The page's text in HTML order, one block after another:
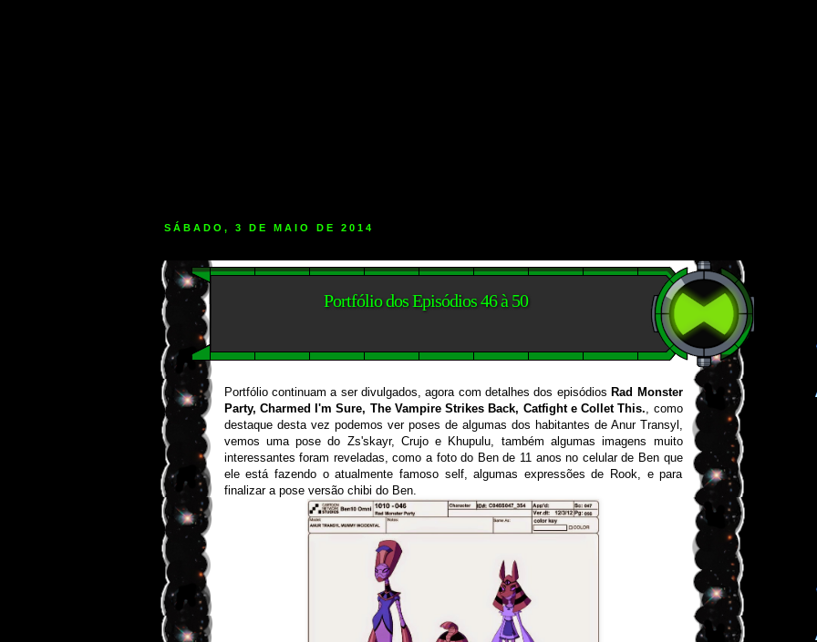
SÁBADO, 3 DE MAIO DE 2014
Portfólio dos Episódios 46 à 50
Portfólio continuam a ser divulgados, agora com detalhes dos episódios Rad Monster
Party, Charmed I'm Sure, The Vampire Strikes Back, Catfight e Collet This., como
destaque desta vez podemos ver poses de algumas dos habitantes de Anur Transyl,
vemos uma pose do Zs'skayr, Crujo e Khupulu, também algumas imagens muito
interessantes foram reveladas, como a foto do Ben de 11 anos no celular de Ben que
ele está fazendo o atualmente famoso self, algumas expressões de Rook, e para
finalizar a pose versão chibi do Ben.